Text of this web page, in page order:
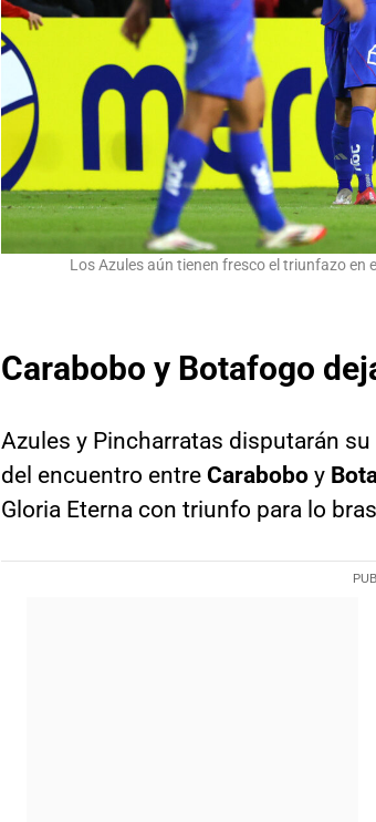
Los Azules aún tienen fresco el triunfazo
Carabobo y Botafogo
Azules y Pincharratas disputarán
del encuentro entre Carabobo y
Gloria Eterna con triunfo para lo